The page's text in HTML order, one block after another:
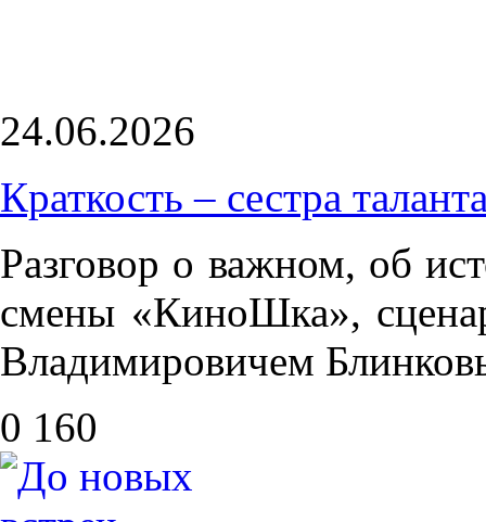
24.06.2026
Краткость – сестра
Разговор о важном, об
смены «КиноШка»,
Владимировичем
0 160